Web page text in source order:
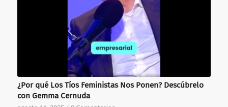
¿Por qué Los Tíos Feministas Nos Ponen? Descúbrelo
con Gemma Cernuda